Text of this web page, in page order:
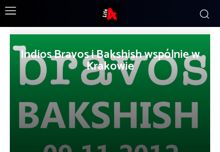
Indios Bravos i Bakshish wspólnie w
Krakowie